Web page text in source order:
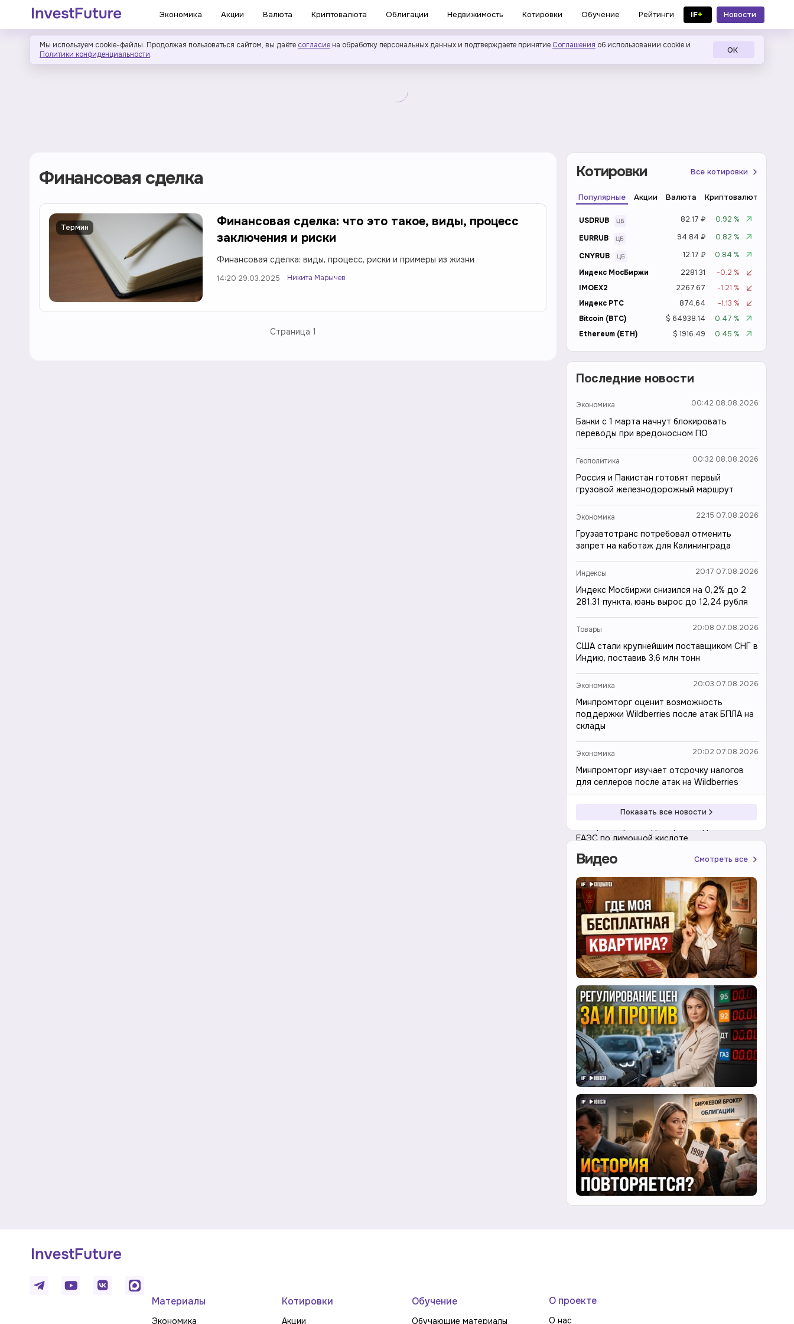
Экономика Акции Валюта Криптовалюта Облигации Недвижимость Котировки Обучение Рейтинги IF+
Новости
в MAX
Мы используем cookie-файлы. Продолжая пользоваться сайтом, вы даёте согласие на обработку персональных данных и подтверждаете принятие Соглашения об использовании cookie и
Политики конфиденциальности. ОК
Финансовая сделка
Термин
Финансовая сделка: что это такое, виды, процесс
заключения и риски
Финансовая сделка: виды, процесс, риски и примеры из жизни
14:20 29.03.2025 Никита Марычев
Страница 1
Котировки Все котировки
Популярные Акции Валюта Криптовалюта
USDRUB 82.17 ₽
0.92 %
EURRUB
94.84 ₽
0.82 %
CNYRUB
12.17 ₽
0.84 %
Индекс МосБиржи
2281.31
-0.2 %
IMOEX2
2267.67
-1.21 %
Индекс РТС
874.64
-1.13 %
Bitcoin (BTC)
$ 64938.14
0.47 %
Ethereum (ETH)
$ 1916.49 0.45 %
Последние новости
Экономика 00:42 08.08.2026
Банки с 1 марта начнут блокировать
переводы при вредоносном ПО
Геополитика 00:32 08.08.2026
Россия и Пакистан готовят первый
грузовой железнодорожный маршрут
Экономика 22:15 07.08.2026
Грузавтотранс потребовал отменить
запрет на каботаж для Калининграда
Индексы 20:17 07.08.2026
Индекс Мосбиржи снизился на 0,2% до 2
281,31 пункта, юань вырос до 12,24 рубля
Товары 20:08 07.08.2026
США стали крупнейшим поставщиком СНГ в
Индию, поставив 3,6 млн тонн
Экономика 20:03 07.08.2026
Минпромторг оценит возможность
поддержки Wildberries после атак БПЛА на
склады
Экономика 20:02 07.08.2026
Минпромторг изучает отсрочку налогов
для селлеров после атак на Wildberries
20:01 07.08.2026
ЕАЭС по лимонной кислоте
Показать все новости
Видео Смотреть все
Материалы
Экономика
Котировки
Акции
Обучение
Обучающие материалы
О проекте
О нас